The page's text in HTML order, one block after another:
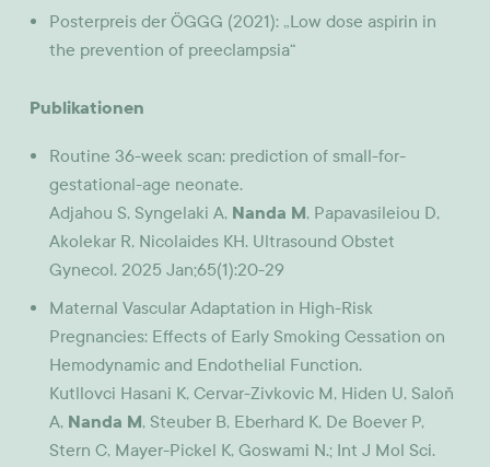
Posterpreis der ÖGGG (2021): „Low dose aspirin in
the prevention of preeclampsia“
Publikationen
Routine 36-week scan: prediction of small-for-
gestational-age neonate.
Adjahou S, Syngelaki A, Nanda M, Papavasileiou D,
Akolekar R, Nicolaides KH. Ultrasound Obstet
Gynecol. 2025 Jan;65(1):20-29
Maternal Vascular Adaptation in High-Risk
Pregnancies: Effects of Early Smoking Cessation on
Hemodynamic and Endothelial Function.
Kutllovci Hasani K, Cervar-Zivkovic M, Hiden U, Saloň
A, Nanda M, Steuber B, Eberhard K, De Boever P,
Stern C, Mayer-Pickel K, Goswami N.; Int J Mol Sci.